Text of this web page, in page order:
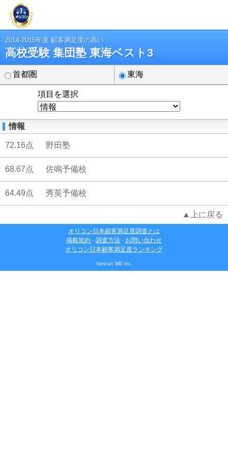
2014-2015年度 顧客満足度の高い
高校受験 集団塾 東海ベスト3
首都圏 東海
項目を選択
情報
72.16点 野田塾
68.67点 佐鳴予備校
64.49点 秀英予備校
▲上に戻る
オリコン日本顧客満足度調査とは
掲載規約 - 調査方法 - お問い合わせ
オリコン日本顧客満足度ランキング
©oricon ME inc.